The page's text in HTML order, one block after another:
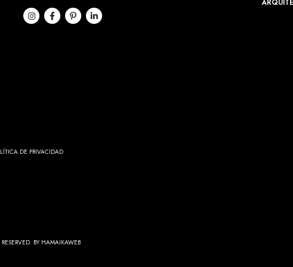
DE PRIVACIDAD
BY HAMAIKAWEB